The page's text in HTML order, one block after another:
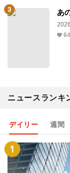
あ
ニュースランキ
デイリー 週間